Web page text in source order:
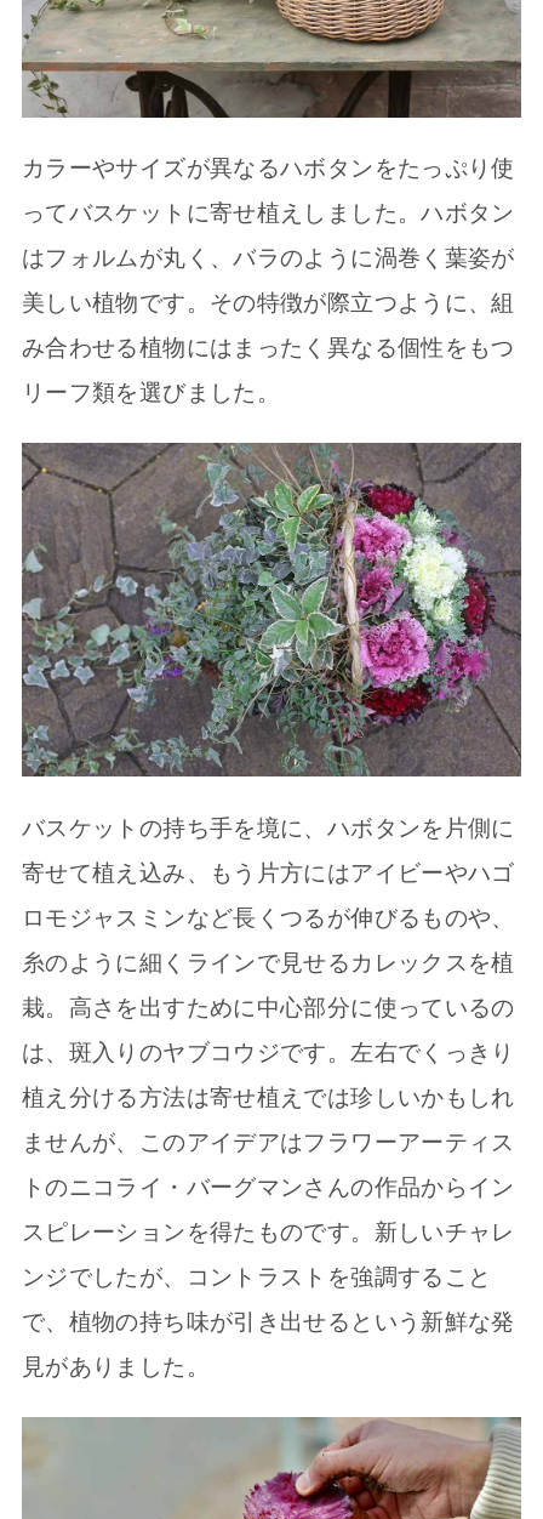
カラーやサイズが異なるハボタンをたっぷり使
ってバスケットに寄せ植えしました。ハボタン
はフォルムが丸く、バラのように渦巻く葉姿が
美しい植物です。その特徴が際立つように、組
み合わせる植物にはまったく異なる個性をもつ
リーフ類を選びました。
バスケットの持ち手を境に、ハボタンを片側に
寄せて植え込み、もう片方にはアイビーやハゴ
ロモジャスミンなど長くつるが伸びるものや、
糸のように細くラインで見せるカレックスを植
栽。高さを出すために中心部分に使っているの
は、斑入りのヤブコウジです。左右でくっきり
植え分ける方法は寄せ植えでは珍しいかもしれ
ませんが、このアイデアはフラワーアーティス
トのニコライ・バーグマンさんの作品からイン
スピレーションを得たものです。新しいチャレ
ンジでしたが、コントラストを強調すること
で、植物の持ち味が引き出せるという新鮮な発
見がありました。